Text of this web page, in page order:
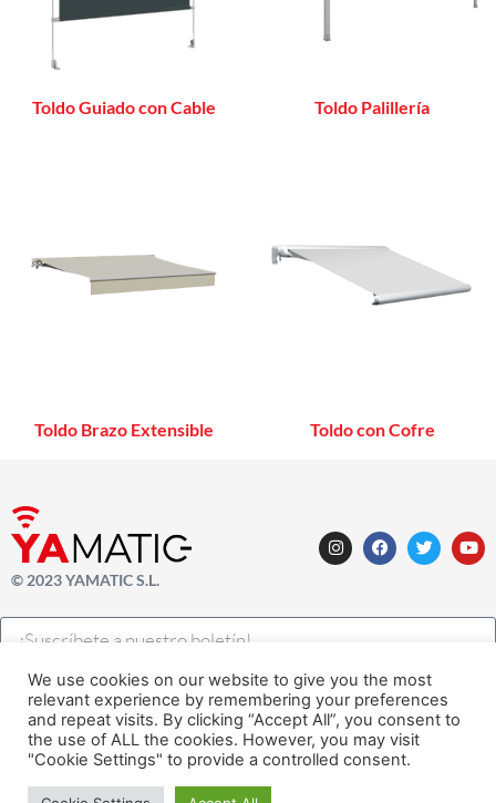
Toldo Guiado con Cable Toldo Palillería
Toldo Brazo Extensible Toldo con Cofre
© 2023 YAMATIC S.L.
SUSCRÍBETE AHORA A NUESTRO NEWSLETTER
Legal |Privacidad| Cookies
Desarrollado con
We use cookies on our website to give you the most
relevant experience by remembering your preferences
and repeat visits. By clicking “Accept All”, you consent to
the use of ALL the cookies. However, you may visit
"Cookie Settings" to provide a controlled consent.